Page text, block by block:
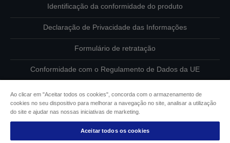
Identificação da conformidade do produto
Declaração de Privacidade das Informações
Formulário de retratação
Conformidade com o Regulamento de Dados da UE
Informações sobre cookies
Compromisso da Epson para com a acessibilidade
Ao clicar em "Aceitar todos os cookies", concorda com o armazenamento de
cookies no seu dispositivo para melhorar a navegação no site, analisar a utilização
do site e ajudar nas nossas iniciativas de marketing.
Aceitar todos os cookies